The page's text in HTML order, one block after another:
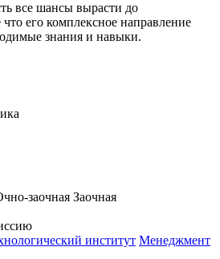
все шансы вырасти до
его комплексное направление
знания и навыки.
заочная Заочная
институт Менеджмент